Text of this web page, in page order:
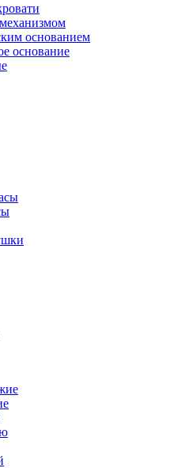
основанием
основание